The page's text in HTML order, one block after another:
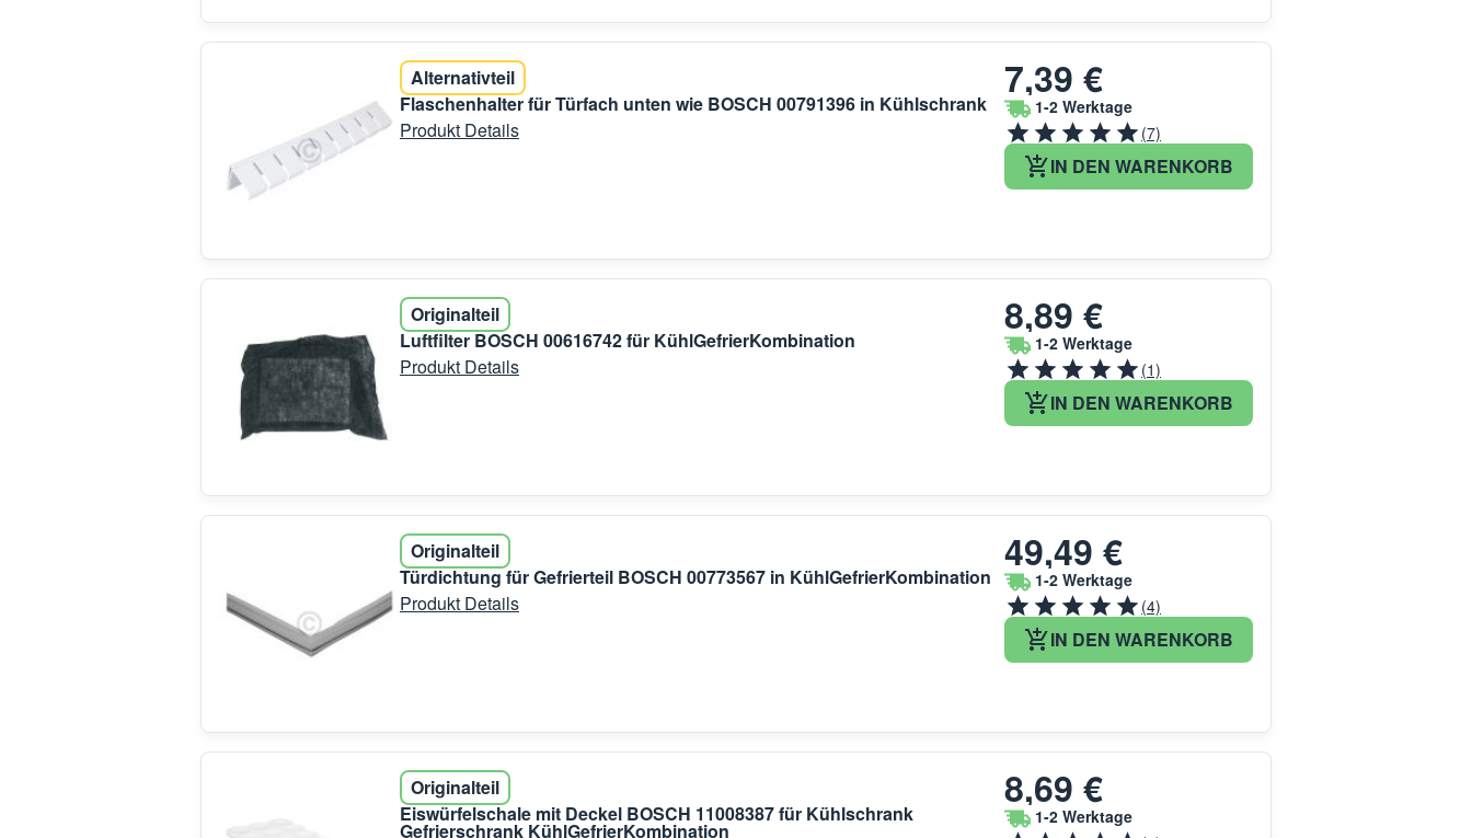
Alternativteil
Flaschenhalter für Türfach unten wie BOSCH 00791396 in Kühlschrank
Produkt Details
7,39 €
1-2 Werktage
(7)
IN DEN WARENKORB
Originalteil
Luftfilter BOSCH 00616742 für KühlGefrierKombination
Produkt Details
8,89 €
1-2 Werktage
(1)
IN DEN WARENKORB
Originalteil
Türdichtung für Gefrierteil BOSCH 00773567 in KühlGefrierKombination
Produkt Details
49,49 €
1-2 Werktage
(4)
IN DEN WARENKORB
Originalteil
Eiswürfelschale mit Deckel BOSCH 11008387 für Kühlschrank
Gefrierschrank KühlGefrierKombination
8,69 €
1-2 Werktage